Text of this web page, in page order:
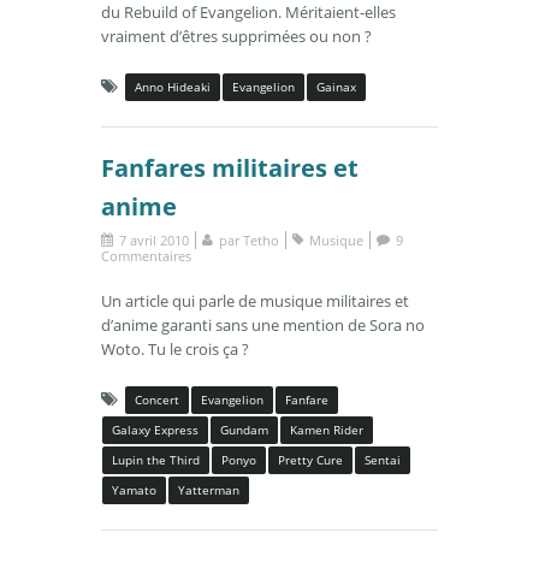
du Rebuild of Evangelion. Méritaient-elles
vraiment d’êtres supprimées ou non ?
Anno Hideaki Evangelion Gainax
Fanfares militaires et
anime
7 avril 2010 par Tetho Musique
9
Commentaires
Un article qui parle de musique militaires et
d’anime garanti sans une mention de Sora no
Woto. Tu le crois ça ?
Concert Evangelion
Fanfare
Galaxy Express
Gundam
Kamen Rider
Lupin the Third
Ponyo Pretty Cure
Sentai
Yamato
Yatterman